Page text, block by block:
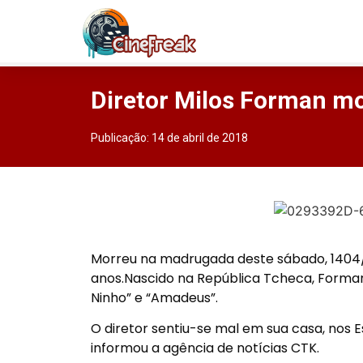
Diretor Milos Forman
Publicação: 14 de abril de 2018
Morreu na madrugada deste sábado,
anos.Nascido na República Tcheca,
Ninho” e “Amadeus”.
O diretor sentiu-se mal em sua casa, nos
informou a agência de notícias CTK.